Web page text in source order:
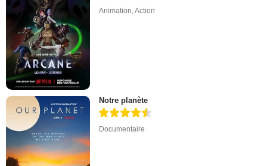
Animation,Action
Notre planète
Documentaire